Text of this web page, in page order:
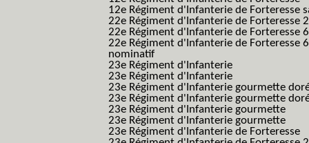
12e Régiment d'Infanterie de Forteresse
22e Régiment d'Infanterie de Forteresse
22e Régiment d'Infanterie de Forteresse
22e Régiment d'Infanterie de Forteresse
nominatif
23e Régiment d'Infanterie
23e Régiment d'Infanterie
23e Régiment d'Infanterie gourmette
23e Régiment d'Infanterie gourmette
23e Régiment d'Infanterie gourmette
23e Régiment d'Infanterie gourmette
23e Régiment d'Infanterie de Forteresse